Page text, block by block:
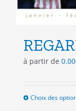
à partir de 0.00
Choix des